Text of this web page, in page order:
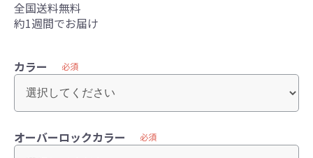
全国送料無料
約1週間でお届け
カラー 必須
オーバーロックカラー 必須